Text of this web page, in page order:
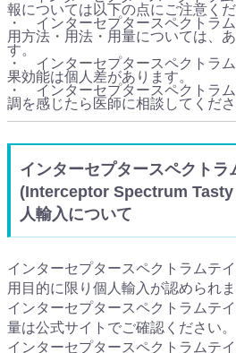
報については以下の点にご注意くだ
・ インターセプタースペクトラ
用方法・用法・用量については、
す。
・ インターセプタースペクトラ
果効能は個人差があります。
・ インターセプタースペクトラ
調を感じたら医師に相談してくだ
インターセプタースペクトラ
(Interceptor Spectrum Tasty
人輸入について
インターセプタースペクトラムテ
用目的に限り個人輸入が認められま
インターセプタースペクトラムテ
量は公式サイトでご確認ください。
インターセプタースペクトラムテ